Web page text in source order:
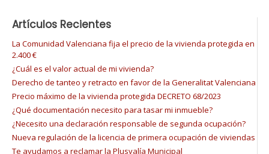
Artículos Recientes
La Comunidad Valenciana fija el precio de la vivienda protegida en
2.400 €
¿Cuál es el valor actual de mi vivienda?
Derecho de tanteo y retracto en favor de la Generalitat Valenciana
Precio máximo de la vivienda protegida DECRETO 68/2023
¿Qué documentación necesito para tasar mi inmueble?
¿Necesito una declaración responsable de segunda ocupación?
Nueva regulación de la licencia de primera ocupación de viviendas
Te ayudamos a reclamar la Plusvalía Municipal